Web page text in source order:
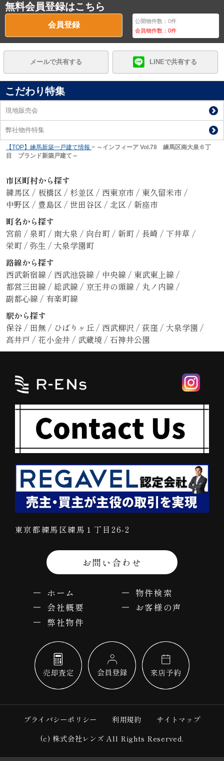
無料会員登録はこちら
会員登録 公開物件数：0件
会員物件数：0件
メールで共有する LINEで共有する
こだわり特集
現地販売会
弊社物件特集
【TOP】練馬新築一戸建て情報 > ～インフィーア Vol.78 練馬区南大泉６丁
目 ブランド新築戸建て～
市区町村から探す
練馬区 / 板橋区 / 杉並区 / 西東京市 / 東久留米市 /
中野区 / 豊島区 / 世田谷区 / 北区 / 新座市
町名から探す
宮前 / 泉町 / 南大泉 / 向台町 / 新町 / 長崎 / 下井草 /
栄町 / 弥生 / 大泉学園町
路線から探す
西武新宿線 / 西武池袋線 / 中央線 / 東武東上線 /
都営三田線 / 総武線 / 京王井の頭線 / 丸ノ内線 /
副都心線 / 有楽町線
駅から探す
保谷 / 田無 / ひばりヶ丘 / 西武柳沢 / 荻窪 / 大泉学園 /
高井戸 / 花小金井 / 武蔵境 / 石神井公園
東京都練馬区練馬１丁目26-2
お問い合わせ
ホーム
物件検索
会社概要
お客様の声
弊社物件
プライバシーポリシー 利用規約
サイトマップ
(c) 株式会社レンズ All Rights Reserved.